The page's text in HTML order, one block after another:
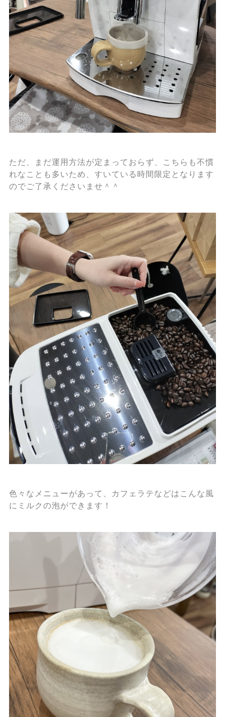
ただ、まだ運用方法が定まっておらず、こちらも不慣
れなことも多いため、すいている時間限定となります
のでご了承くださいませ＾＾
色々なメニューがあって、カフェラテなどはこんな風
にミルクの泡ができます！